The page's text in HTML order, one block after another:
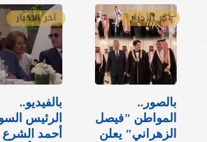
آخر الأخبار
بالصور..
المواطن "فيصل
الزهراني" يعلن
آخر الأخبار
بالفيديو..
الرئيس
أحمد الشرع